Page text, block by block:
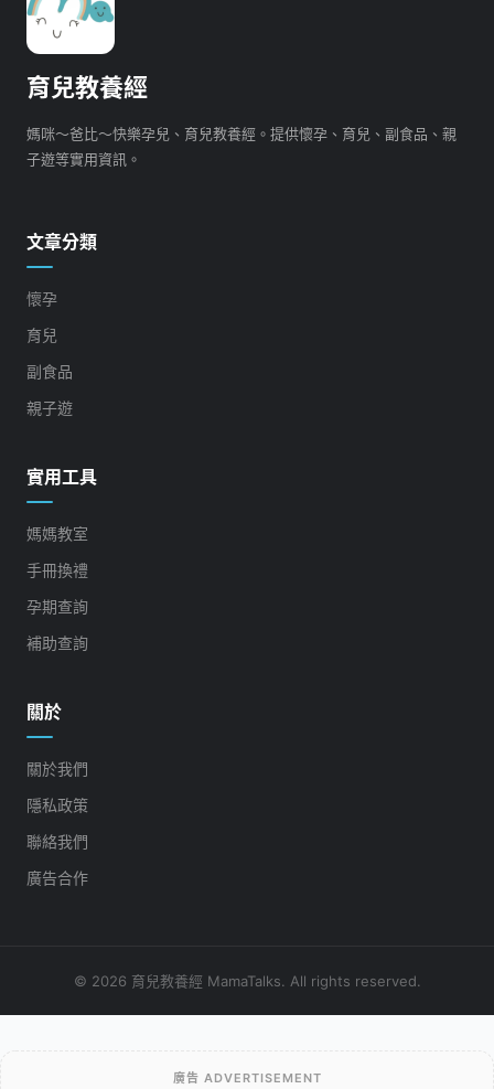
育兒教養經
媽咪～爸比～快樂孕兒、育兒教養經。提供懷孕、育兒、副食品、親
子遊等實用資訊。
文章分類
懷孕
育兒
副食品
親子遊
實用工具
媽媽教室
手冊換禮
孕期查詢
補助查詢
關於
關於我們
隱私政策
聯絡我們
廣告合作
© 2026 育兒教養經 MamaTalks. All rights reserved.
廣告 ADVERTISEMENT